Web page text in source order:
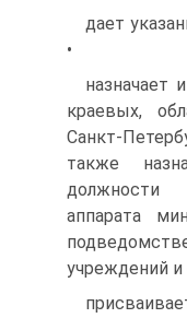
дает
•
назначает
краевых,
Санкт-
также
должности
аппарата
учреждений и